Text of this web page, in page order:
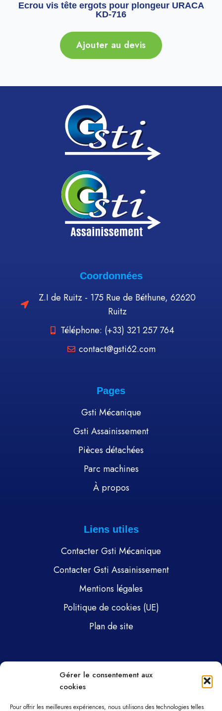
Gérer le consentement aux
cookies
Pour offrir les meilleures expériences, nous utilisons des technologies telles
Ecrou vis tête ergots pour plongeur URACA
KD-716
Ajouter au devis
Coordonnées
Z.I de Ruitz - 175 Rue de Béthune, 62620
Ruitz
Téléphone: (+33) 321 257 764
contact@gsti62.com
Pages
Gsti Mécanique
Gsti Assainissement
Pièces détachées
Parc machines
À propos
Liens utiles
Contacter Gsti Mécanique
Contacter Gsti Assainissement
Mentions légales
Politique de cookies (UE)
Plan de site
Gsti Mécanique